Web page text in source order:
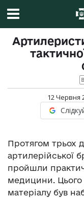
12 Червня
Протягом трьох
артилерійської
пройшли
медицини. Цього
матеріалу був